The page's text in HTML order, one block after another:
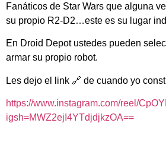
Fanáticos de Star Wars que alguna
su propio R2-D2…este es su lugar
En Droid Depot ustedes pueden
armar su propio robot.
Les dejo el link 🔗 de cuando yo
https://www.instagram.com/reel/
igsh=MWZ2ejI4YTdjdjkzOA==